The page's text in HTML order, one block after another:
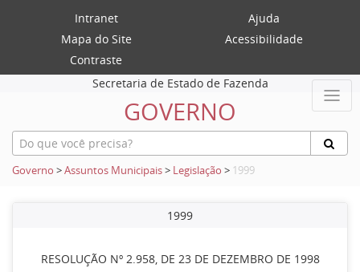
Intranet
Ajuda
Mapa do Site
Acessibilidade
Contraste
Secretaria de Estado de Fazenda
GOVERNO
Governo >Assuntos Municipais> Legislação > 1999
1999
RESOLUÇÃO Nº 2.958, DE 23 DE DEZEMBRO DE 1998